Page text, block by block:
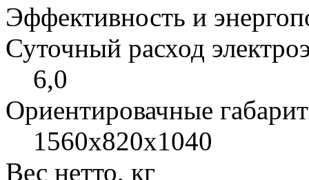
Эффективность и
Суточный расход
6,0
Ориентировачные
1560x820x1040
Вес нетто, кг